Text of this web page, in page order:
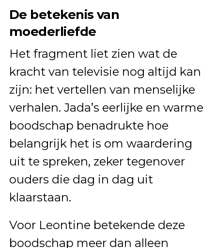
De betekenis van
moederliefde
Het fragment liet zien wat de
kracht van televisie nog altijd kan
zijn: het vertellen van menselijke
verhalen. Jada’s eerlijke en warme
boodschap benadrukte hoe
belangrijk het is om waardering
uit te spreken, zeker tegenover
ouders die dag in dag uit
klaarstaan.
Voor Leontine betekende deze
boodschap meer dan alleen